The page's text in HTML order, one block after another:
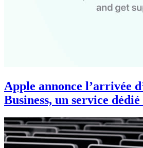
Apple annonce l’arrivée
Business, un service